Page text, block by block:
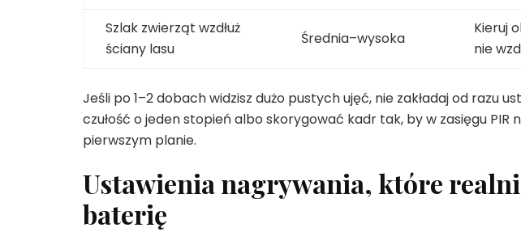
Szlak zwierząt wzdłuż
ściany lasu
Średnia–wysoka
Kieruj
nie
Jeśli po 1–2 dobach widzisz dużo pustych ujęć, nie zakładaj od razu
czułość o jeden stopień albo skorygować kadr tak, by w zasięgu PIR
pierwszym planie.
Ustawienia nagrywania, które
baterię